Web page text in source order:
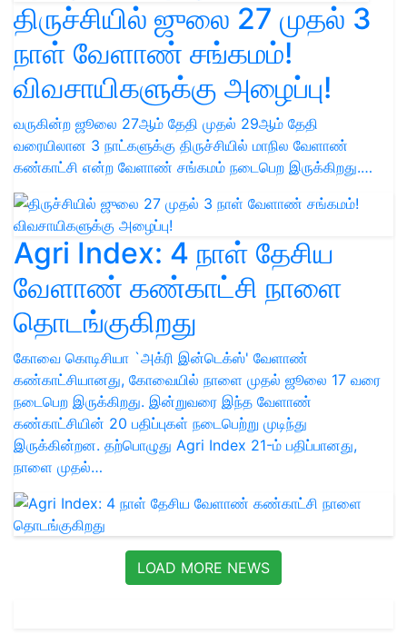
திருச்சியில் ஜுலை 27 முதல் 3
நாள் வேளாண் சங்கமம்!
விவசாயிகளுக்கு அழைப்பு!
வருகின்ற ஜூலை 27ஆம் தேதி முதல் 29ஆம் தேதி
வரையிலான 3 நாட்களுக்கு திருச்சியில் மாநில வேளாண்
கண்காட்சி என்ற வேளாண் சங்கமம் நடைபெற இருக்கிறது.…
Agri Index: 4 நாள் தேசிய
வேளாண் கண்காட்சி நாளை
தொடங்குகிறது
கோவை கொடிசியா `அக்ரி இன்டெக்ஸ்' வேளாண்
கண்காட்சியானது, கோவையில் நாளை முதல் ஜூலை 17 வரை
நடைபெற இருக்கிறது. இன்றுவரை இந்த வேளாண்
கண்காட்சியின் 20 பதிப்புகள் நடைபெற்று முடிந்து
இருக்கின்றன. தற்பொழுது Agri Index 21-ம் பதிப்பானது,
நாளை முதல்…
LOAD MORE NEWS